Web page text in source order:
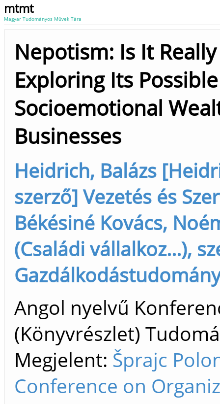
mtmt
Magyar Tudományos Művek Tára
Nepotism: Is It
Exploring Its
Socioemotional
Businesses
Heidrich, Balázs
szerző] Vezetés és
Békésiné Kovács,
(Családi vállalkoz...),
Angol nyelvű
(Könyvrészlet)
Megjelent: Šprajc
Conference on